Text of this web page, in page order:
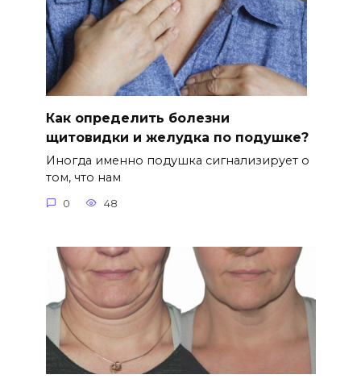
Как определить болезни
щитовидки и желудка по подушке?
Иногда именно подушка сигнализирует о
том, что нам
0 48